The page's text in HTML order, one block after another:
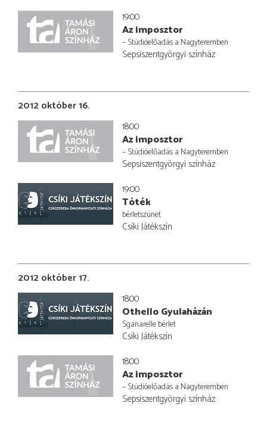
19:00
Az imposztor
– Stúdióelőadás a Nagyteremben
Sepsiszentgyörgyi színház
2012 október 16.
18:00
Az imposztor
– Stúdióelőadás a Nagyteremben
Sepsiszentgyörgyi színház
19:00
Tóték
bérletszünet
Csíki Játékszín
2012 október 17.
18:00
Othello Gyulaházán
Sganarelle bérlet
Csíki Játékszín
18:00
Az imposztor
– Stúdióelőadás a Nagyteremben
Sepsiszentgyörgyi színház